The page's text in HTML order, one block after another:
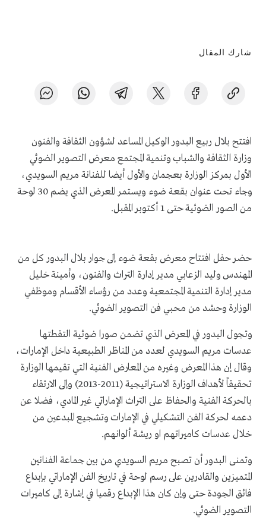
شارك المقال
افتتح بلال ربيع البدور الوكيل المساعد لشؤون الثقافة والفنون
وزارة الثقافة والشباب وتنمية المجتمع معرض التصوير الضوئي
الأول بمركز الوزارة بعجمان والأول أيضا للفنانة مريم السويدي،
وجاء تحت عنوان بقعة ضوء ويستمر المعرض الذي يضم 30 لوحة
من الصور الضوئية حتى 1 أكتوبر المقبل.
حضر حفل افتتاح معرض بقعة ضوء إلى جوار بلال البدور كل من
المهندس وليد الزعابي مدير إدارة التراث والفنون، وأمينة خليل
مدير إدارة التنمية المجتمعية وعدد من رؤساء الأقسام وموظفي
الوزارة وحشد من محبي فن التصوير الضوئي.
وتجول البدور في المعرض الذي تضمن صورا ضوئية التقطتها
عدسات مريم السويدي لعدد من المناظر الطبيعية داخل الإمارات،
وقال إن هذا المعرض وغيره من المعارض الفنية التي تقيمها الوزارة
تحقيقاً لأهداف الوزارة الاستراتيجية (2011-2013) وإلى الارتقاء
بالحركة الفنية والحفاظ على التراث الإماراتي غير المادي، فضلا عن
دعمه لحركة الفن التشكيلي في الإمارات وتشجيع المبدعين من
خلال عدسات كاميراتهم او ريشة ألوانهم.
وتمنى البدور أن تصبح مريم السويدي من بين جماعة الفنانين
المتميزين والقادرين على رسم لوحة في تاريخ الفن الإماراتي بإبداع
فائق الجودة حتى وإن كان هذا الإبداع رقميا في إشارة إلى كاميرات
التصوير الضوئي.